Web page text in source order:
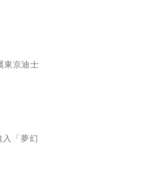
東京迪士
「夢幻